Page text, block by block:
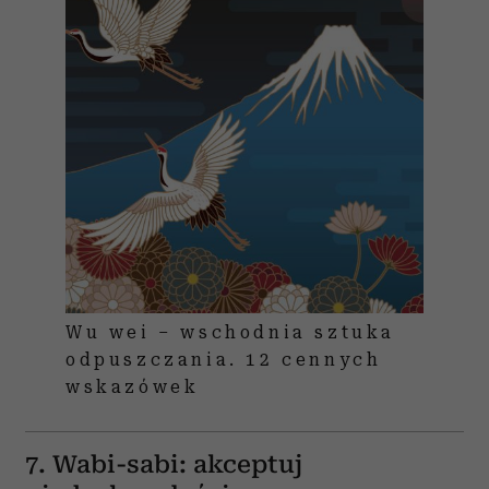
Wu wei – wschodnia sztuka
odpuszczania. 12 cennych
wskazówek
7. Wabi-sabi: akceptuj